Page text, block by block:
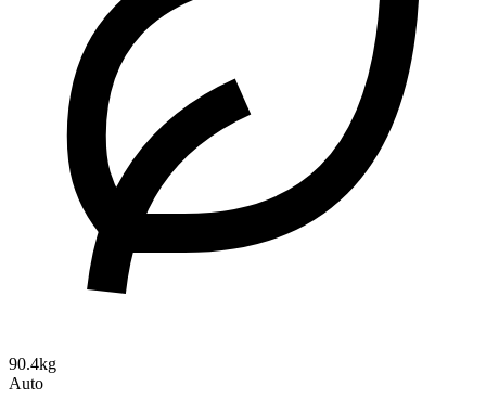
90.4kg
Auto